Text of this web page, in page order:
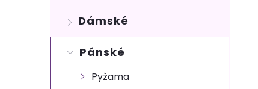
t
Dámské
Pánské
Pyžama